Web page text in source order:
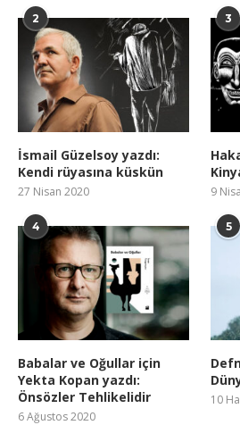
2
İsmail Güzelsoy yazdı:
Kendi rüyasına küskün
27 Nisan 2020
3
9
4
Babalar ve Oğullar için
Yekta Kopan yazdı:
Önsözler Tehlikelidir
6 Ağustos 2020
5
10